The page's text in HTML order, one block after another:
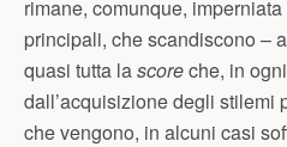
rimane, comunque,
principali, che scandiscono –
quasi tutta lascoreche, in
dall’acquisizione degli stilemi
che vengono, in alcuni casi